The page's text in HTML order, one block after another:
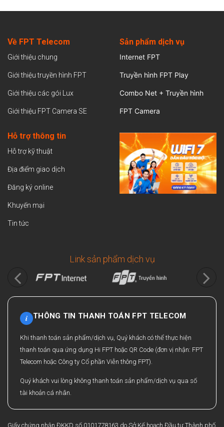
Về FPT Telecom
Giới thiệu chung
Giới thiệu truyền hình FPT
Giới thiệu các gói Lux
Giới thiệu FPT Camera SE
Sản phẩm dịch vụ
Internet FPT
Truyền hình FPT Play
Combo Net + Truyền hình
FPT Camera
Hỗ trợ thông tin
Hỗ trợ kỹ thuật
Địa điểm giao dịch
Đăng ký online
Khuyến mại
Tin tức
Link sản phẩm dịch vụ
i THÔNG TIN THANH TOÁN FPT TELECOM
Khi thanh toán sản phẩm/dịch vụ, Quý khách có thể thực hiện
thanh toán qua ứng dụng Hi FPT hoặc QR Code (đơn vị nhận: FPT
Telecom hoặc Công ty Cổ phần Viễn thông FPT).
Quý khách vui lòng không thanh toán sản phẩm/dịch vụ qua số
tài khoản cá nhân.
Giấy chứng nhận ĐKKD số 0101778163 do Sở Kế hoạch Đầu tư Thành phố